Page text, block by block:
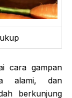
cara gampan
alami, dan
berkunjung